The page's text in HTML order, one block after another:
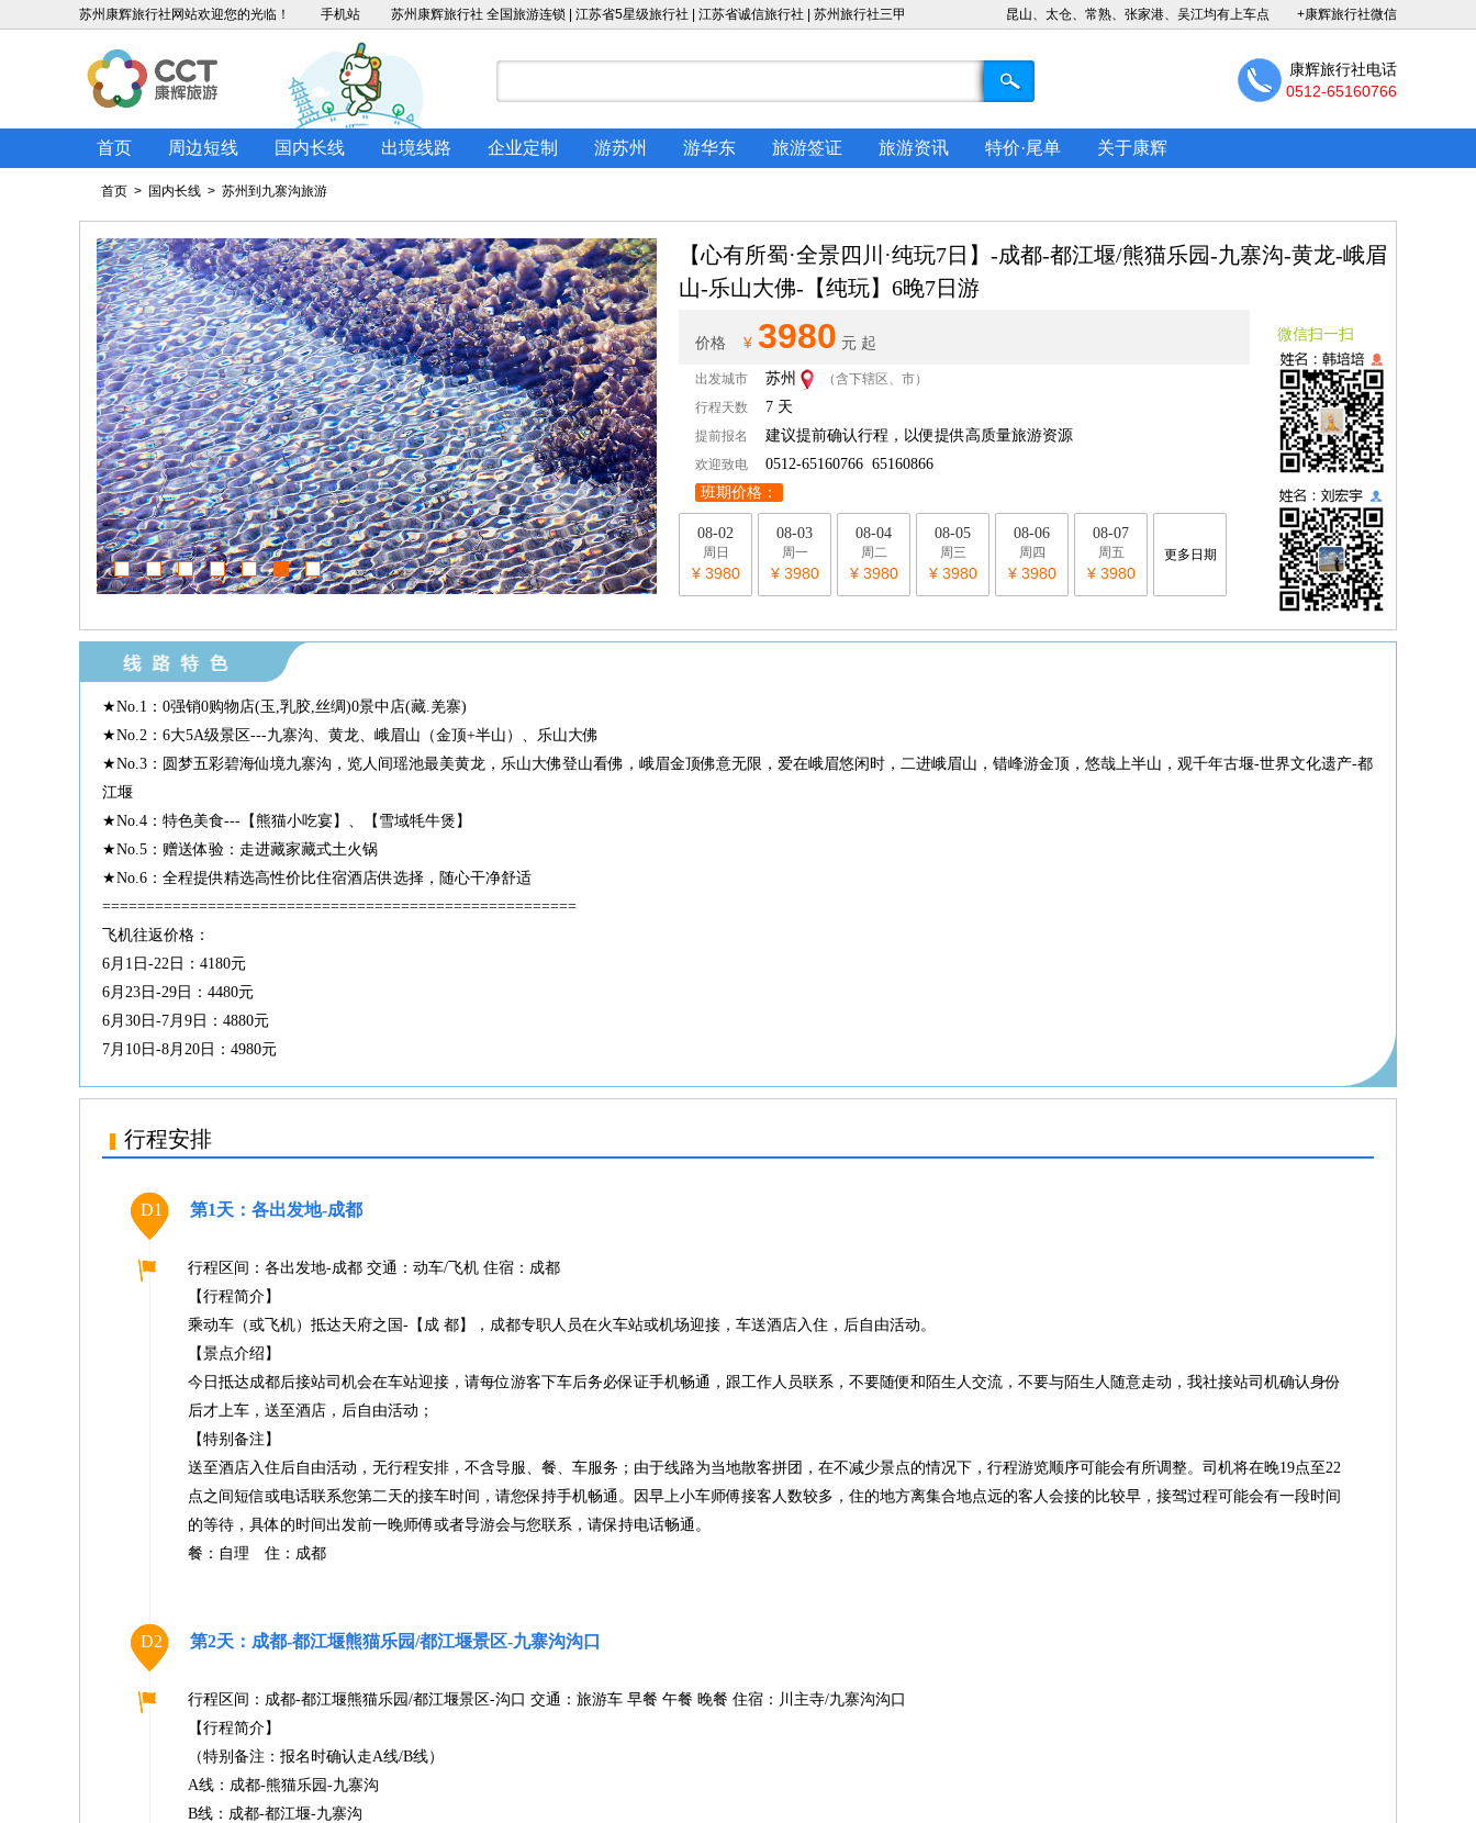
苏州康辉旅行社 网站欢迎您的光临！ 手机站 苏州康辉旅行社 全国旅游连锁 | 江苏省5星级旅行社 | 江苏省诚信旅行社 | 苏州旅行社三甲 +康辉旅行社微信
昆山、太仓、常熟、张家港、吴江均有上车点
康辉旅行社电话
0512-65160766
首页 周边短线 国内长线 出境线路 企业定制 游苏州 游华东 旅游签证 旅游资讯 特价·尾单 关于康辉
首页 > 国内长线 > 苏州到九寨沟旅游
【心有所蜀·全景四川·纯玩7日】-成都-都江堰/熊猫乐园-九寨沟-黄龙-峨眉
山-乐山大佛-【纯玩】6晚7日游
价格 ¥ 3980 元 起
出发城市 苏州
（含下辖区、市）
行程天数
7 天
提前报名 建议提前确认行程，以便提供高质量旅游资源
欢迎致电 0512-65160766 65160866
班期价格：
08-02
周日
¥ 3980
08-03
周一
¥ 3980
08-04
周二
¥ 3980
08-05
周三
¥ 3980
08-06
周四
¥ 3980
08-07
周五
¥ 3980
更多日期
微信扫一扫
★No.1：0强销0购物店(玉,乳胶,丝绸)0景中店(藏.羌寨)
★No.2：6大5A级景区---九寨沟、黄龙、峨眉山（金顶+半山）、乐山大佛
★No.3：圆梦五彩碧海仙境九寨沟，览人间瑶池最美黄龙，乐山大佛登山看佛，峨眉金顶佛意无限，爱在峨眉悠闲时，二进峨眉山，错峰游金顶，悠哉上半山，观千年古堰-世界文化遗产-都
江堰
★No.4：特色美食---【熊猫小吃宴】、【雪域牦牛煲】
★No.5：赠送体验：走进藏家藏式土火锅
★No.6：全程提供精选高性价比住宿酒店供选择，随心干净舒适
======================================================
飞机往返价格：
6月1日-22日：4180元
6月23日-29日：4480元
6月30日-7月9日：4880元
7月10日-8月20日：4980元
行程安排
D1 第1天：各出发地-成都
行程区间：各出发地-成都 交通：动车/飞机 住宿：成都
【行程简介】
乘动车（或飞机）抵达天府之国-【成 都】，成都专职人员在火车站或机场迎接，车送酒店入住，后自由活动。
【景点介绍】
今日抵达成都后接站司机会在车站迎接，请每位游客下车后务必保证手机畅通，跟工作人员联系，不要随便和陌生人交流，不要与陌生人随意走动，我社接站司机确认身份
后才上车，送至酒店，后自由活动；
【特别备注】
送至酒店入住后自由活动，无行程安排，不含导服、餐、车服务；由于线路为当地散客拼团，在不减少景点的情况下，行程游览顺序可能会有所调整。司机将在晚19点至22
点之间短信或电话联系您第二天的接车时间，请您保持手机畅通。因早上小车师傅接客人数较多，住的地方离集合地点远的客人会接的比较早，接驾过程可能会有一段时间
的等待，具体的时间出发前一晚师傅或者导游会与您联系，请保持电话畅通。
餐：自理 住：成都
D2 第2天：成都-都江堰熊猫乐园/都江堰景区-九寨沟沟口
行程区间：成都-都江堰熊猫乐园/都江堰景区-沟口 交通：旅游车 早餐 午餐 晚餐 住宿：川主寺/九寨沟沟口
【行程简介】
（特别备注：报名时确认走A线/B线）
A线：成都-熊猫乐园-九寨沟
B线：成都-都江堰-九寨沟